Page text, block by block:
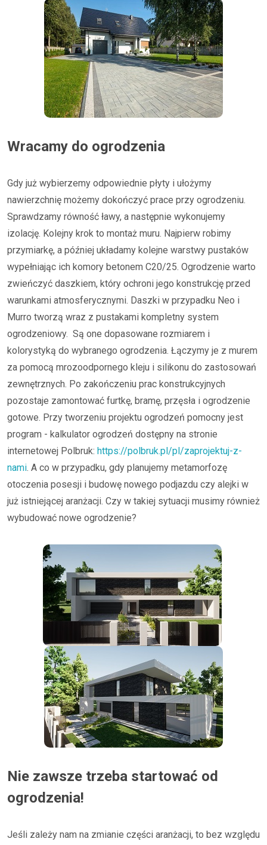
Wracamy do ogrodzenia
Gdy już wybierzemy odpowiednie płyty i ułożymy
nawierzchnię możemy dokończyć prace przy ogrodzeniu.
Sprawdzamy równość ławy, a następnie wykonujemy
izolację. Kolejny krok to montaż muru. Najpierw robimy
przymiarkę, a później układamy kolejne warstwy pustaków
wypełniając ich komory betonem C20/25. Ogrodzenie warto
zwieńczyć daszkiem, który ochroni jego konstrukcję przed
warunkami atmosferycznymi. Daszki w przypadku Neo i
Murro tworzą wraz z pustakami kompletny system
ogrodzeniowy. Są one dopasowane rozmiarem i
kolorystyką do wybranego ogrodzenia. Łączymy je z murem
za pomocą mrozoodpornego kleju i silikonu do zastosowań
zewnętrznych. Po zakończeniu prac konstrukcyjnych
pozostaje zamontować furtkę, bramę, przęsła i ogrodzenie
gotowe. Przy tworzeniu projektu ogrodzeń pomocny jest
program - kalkulator ogrodzeń dostępny na stronie
internetowej Polbruk: https://polbruk.pl/pl/zaprojektuj-z-
nami. A co w przypadku, gdy planujemy metamorfozę
otoczenia posesji i budowę nowego podjazdu czy alejki w
już istniejącej aranżacji. Czy w takiej sytuacji musimy również
wybudować nowe ogrodzenie?
Nie zawsze trzeba startować od
ogrodzenia!
Jeśli zależy nam na zmianie części aranżacji, to bez względu